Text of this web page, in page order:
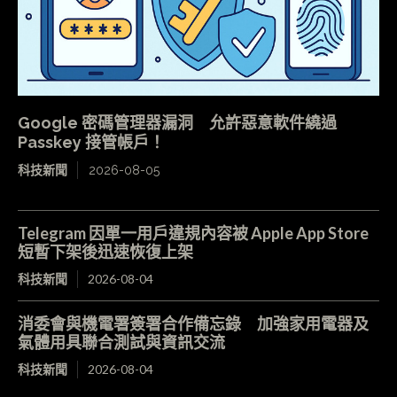
Google 密碼管理器漏洞 允許惡意軟件繞過
Passkey 接管帳戶！
科技新聞 2026-08-05
Telegram 因單一用戶違規內容被 Apple App Store
短暫下架後迅速恢復上架
科技新聞 2026-08-04
消委會與機電署簽署合作備忘錄 加強家用電器及
氣體用具聯合測試與資訊交流
科技新聞 2026-08-04